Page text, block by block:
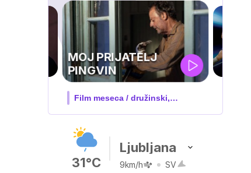
UEFA
SUPERPOKAL
V živo na VOYO: sreda ob 20.30
31°C
Ljubljana
9km/h SV